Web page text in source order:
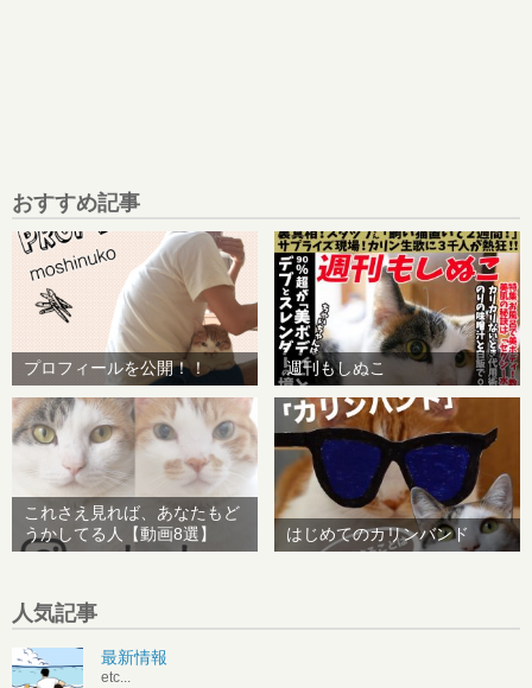
おすすめ記事
プロフィールを公開！！ 週刊もしぬこ
これさえ見れば、あなたもど
うかしてる人【動画8選】
はじめてのカリンバンド
人気記事
最新情報
etc...